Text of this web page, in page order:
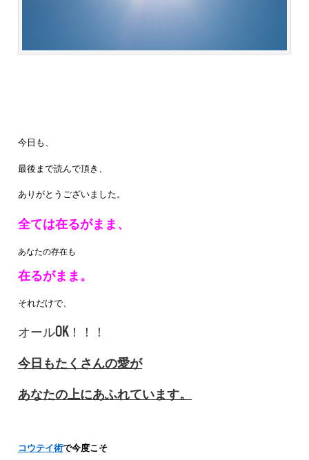
今日も、
最後まで読んで頂き、
ありがとうございました。
全ては在るがまま、
あなたの存在も
在るがまま。
それだけで、
オールOK！！！
今日もたくさんの愛が
あなたの上にあふれています。
コウテイ術で今度こそ